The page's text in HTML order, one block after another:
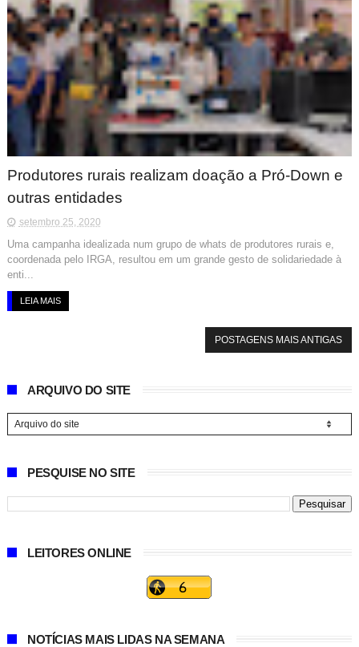
Produtores rurais realizam doação a Pró-Down e
outras entidades
setembro 25, 2020
Uma campanha idealizada num grupo de whats de produtores rurais e,
coordenada pelo IRGA, resultou em um grande gesto de solidariedade à
enti...
LEIA MAIS
POSTAGENS MAIS ANTIGAS
ARQUIVO DO SITE
PESQUISE NO SITE
LEITORES ONLINE
NOTÍCIAS MAIS LIDAS NA SEMANA